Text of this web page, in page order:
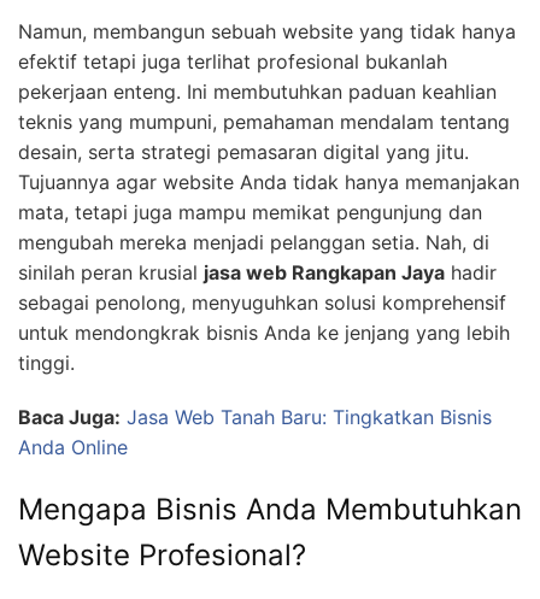
Namun, membangun sebuah website yang tidak hanya
efektif tetapi juga terlihat profesional bukanlah
pekerjaan enteng. Ini membutuhkan paduan keahlian
teknis yang mumpuni, pemahaman mendalam tentang
desain, serta strategi pemasaran digital yang jitu.
Tujuannya agar website Anda tidak hanya memanjakan
mata, tetapi juga mampu memikat pengunjung dan
mengubah mereka menjadi pelanggan setia. Nah, di
sinilah peran krusial jasa web Rangkapan Jaya hadir
sebagai penolong, menyuguhkan solusi komprehensif
untuk mendongkrak bisnis Anda ke jenjang yang lebih
tinggi.
Baca Juga: Jasa Web Tanah Baru: Tingkatkan Bisnis
Anda Online
Mengapa Bisnis Anda Membutuhkan
Website Profesional?